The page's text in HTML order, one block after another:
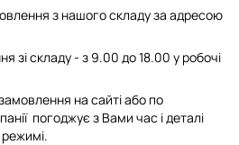
з нашого складу за адресою
зі складу - з 9.00 до 18.00 у робочі
на сайті або по
погоджує з Вами час і деталі